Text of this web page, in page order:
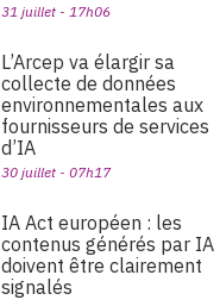
31 juillet - 17h06
L’Arcep va élargir sa
collecte de données
environnementales aux
fournisseurs de services
d’IA
30 juillet - 07h17
IA Act européen : les
contenus générés par IA
doivent être clairement
signalés